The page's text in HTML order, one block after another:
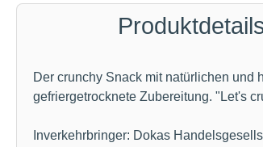
Der crunchy Snack mit natürlichen und
gefriergetrocknete Zubereitung. "Let's
Inverkehrbringer: Dokas